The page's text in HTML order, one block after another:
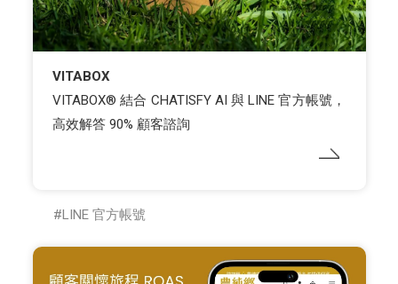
VITABOX
VITABOX® 結合 CHATISFY AI 與 LINE 官方帳號，
高效解答 90% 顧客諮詢
LINE 官方帳號